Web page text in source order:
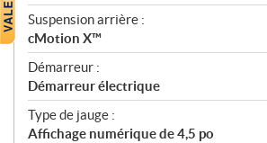
Suspension arrière :
cMotion X™
Démarreur :
Démarreur électrique
Type de jauge :
Affichage numérique de 4,5 po